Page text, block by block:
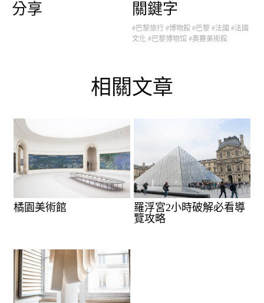
分享 關鍵字
#巴黎旅行 #博物館 #巴黎 #法國 #法國
文化 #巴黎博物馆 #奧賽美術館
相關文章
橘園美術館
羅浮宮2小時破解必看導
覽攻略